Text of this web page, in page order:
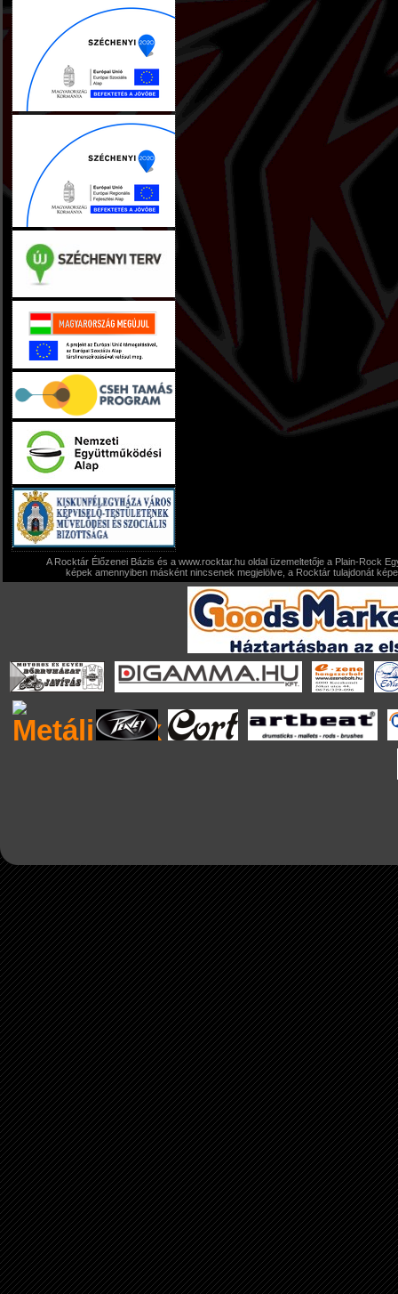
A Rocktár Élőzenei Bázis és a www.rocktar.hu oldal üzemeltetője a Plain-Rock
képek amennyiben másként nincsenek megjelölve, a Rocktár tulajdonát